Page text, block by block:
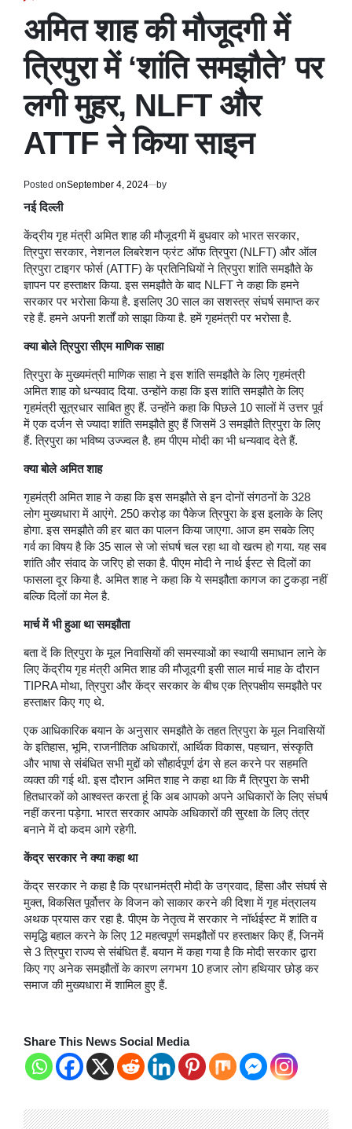
अमित शाह की मौजूदगी में
त्रिपुरा में ‘शांति समझौते’ पर
लगी मुहर, NLFT और
ATTF ने किया साइन
Posted onSeptember 4, 2024 by
नई दिल्ली
केंद्रीय गृह मंत्री अमित शाह की मौजूदगी में बुधवार को भारत सरकार,
त्रिपुरा सरकार, नेशनल लिबरेशन फ्रंट ऑफ त्रिपुरा (NLFT) और ऑल
त्रिपुरा टाइगर फोर्स (ATTF) के प्रतिनिधियों ने त्रिपुरा शांति समझौते के
ज्ञापन पर हस्ताक्षर किया. इस समझौते के बाद NLFT ने कहा कि हमने
सरकार पर भरोसा किया है. इसलिए 30 साल का सशस्त्र संघर्ष समाप्त कर
रहे हैं. हमने अपनी शर्तों को साझा किया है. हमें गृहमंत्री पर भरोसा है.
क्या बोले त्रिपुरा सीएम माणिक साहा
त्रिपुरा के मुख्यमंत्री माणिक साहा ने इस शांति समझौते के लिए गृहमंत्री
अमित शाह को धन्यवाद दिया. उन्होंने कहा कि इस शांति समझौते के लिए
गृहमंत्री सूत्रधार साबित हुए हैं. उन्होंने कहा कि पिछले 10 सालों में उत्तर पूर्व
में एक दर्जन से ज्यादा शांति समझौते हुए हैं जिसमें 3 समझौते त्रिपुरा के लिए
हैं. त्रिपुरा का भविष्य उज्ज्वल है. हम पीएम मोदी का भी धन्यवाद देते हैं.
क्या बोले अमित शाह
गृहमंत्री अमित शाह ने कहा कि इस समझौते से इन दोनों संगठनों के 328
लोग मुख्यधारा में आएंगे. 250 करोड़ का पैकेज त्रिपुरा के इस इलाके के लिए
होगा. इस समझौते की हर बात का पालन किया जाएगा. आज हम सबके लिए
गर्व का विषय है कि 35 साल से जो संघर्ष चल रहा था वो खत्म हो गया. यह सब
शांति और संवाद के जरिए हो सका है. पीएम मोदी ने नार्थ ईस्ट से दिलों का
फासला दूर किया है. अमित शाह ने कहा कि ये समझौता कागज का टुकड़ा नहीं
बल्कि दिलों का मेल है.
मार्च में भी हुआ था समझौता
बता दें कि त्रिपुरा के मूल निवासियों की समस्याओं का स्थायी समाधान लाने के
लिए केंद्रीय गृह मंत्री अमित शाह की मौजूदगी इसी साल मार्च माह के दौरान
TIPRA मोथा, त्रिपुरा और केंद्र सरकार के बीच एक त्रिपक्षीय समझौते पर
हस्ताक्षर किए गए थे.
एक आधिकारिक बयान के अनुसार समझौते के तहत त्रिपुरा के मूल निवासियों
के इतिहास, भूमि, राजनीतिक अधिकारों, आर्थिक विकास, पहचान, संस्कृति
और भाषा से संबंधित सभी मुद्दों को सौहार्दपूर्ण ढंग से हल करने पर सहमति
व्यक्त की गई थी. इस दौरान अमित शाह ने कहा था कि मैं त्रिपुरा के सभी
हितधारकों को आश्वस्त करता हूं कि अब आपको अपने अधिकारों के लिए संघर्ष
नहीं करना पड़ेगा. भारत सरकार आपके अधिकारों की सुरक्षा के लिए तंत्र
बनाने में दो कदम आगे रहेगी.
केंद्र सरकार ने क्या कहा था
केंद्र सरकार ने कहा है कि प्रधानमंत्री मोदी के उग्रवाद, हिंसा और संघर्ष से
मुक्त, विकसित पूर्वोत्तर के विजन को साकार करने की दिशा में गृह मंत्रालय
अथक प्रयास कर रहा है. पीएम के नेतृत्व में सरकार ने नॉर्थईस्ट में शांति व
समृद्धि बहाल करने के लिए 12 महत्वपूर्ण समझौतों पर हस्ताक्षर किए हैं, जिनमें
से 3 त्रिपुरा राज्य से संबंधित हैं. बयान में कहा गया है कि मोदी सरकार द्वारा
किए गए अनेक समझौतों के कारण लगभग 10 हजार लोग हथियार छोड़ कर
समाज की मुख्यधारा में शामिल हुए हैं.
Share This News Social Media